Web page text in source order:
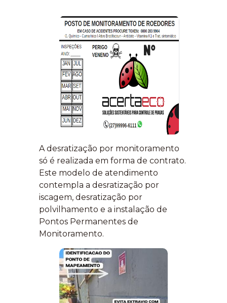
A desratização por monitoramento
só é realizada em forma de contrato.
Este modelo de atendimento
contempla a desratização por
iscagem, desratização por
polvilhamento e a instalação de
Pontos Permanentes de
Monitoramento.